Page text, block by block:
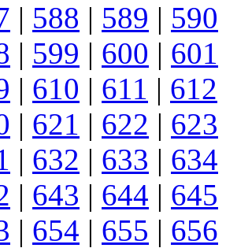
| 588 | 589 | 590
| 599 | 600 | 601
| 610 | 611 | 612
| 621 | 622 | 623
| 632 | 633 | 634
| 643 | 644 | 645
| 654 | 655 | 656